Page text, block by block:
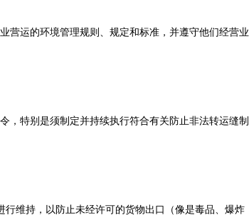
运的环境管理规则、规定和标准，并遵守他们经营业
特别是须制定并持续执行符合有关防止非法转运缝制
维持，以防止未经许可的货物出口（像是毒品、爆炸